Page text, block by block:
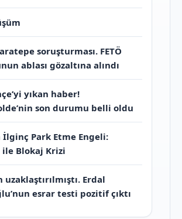
soruşturması. FETÖ
ablası gözaltına alındı
yıkan haber!
son durumu belli oldu
İlginç Park Etme Engeli:
ile Blokaj Krizi
uzaklaştırılmıştı. Erdal
esrar testi pozitif çıktı